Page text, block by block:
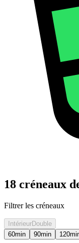
18 créneaux
Filtrer les créneaux
IntérieurDouble
60min 90min 120